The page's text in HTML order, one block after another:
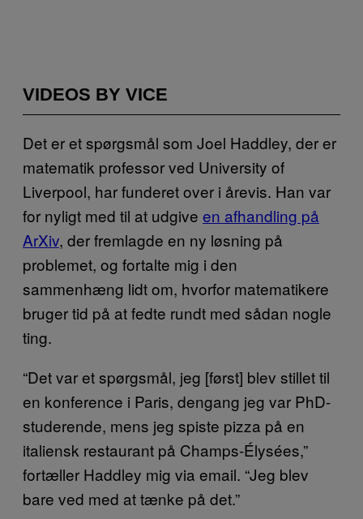
VIDEOS BY VICE
Det er et spørgsmål som Joel Haddley, der er
matematik professor ved University of
Liverpool, har funderet over i årevis. Han var
for nyligt med til at udgive en afhandling på
ArXiv, der fremlagde en ny løsning på
problemet, og fortalte mig i den
sammenhæng lidt om, hvorfor matematikere
bruger tid på at fedte rundt med sådan nogle
ting.
“Det var et spørgsmål, jeg [først] blev stillet til
en konference i Paris, dengang jeg var PhD-
studerende, mens jeg spiste pizza på en
italiensk restaurant på Champs-Élysées,”
fortæller Haddley mig via email. “Jeg blev
bare ved med at tænke på det.”